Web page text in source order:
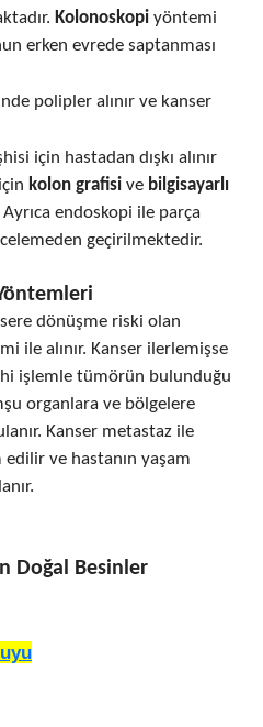
Kolonoskopi yöntemi
erken evrede saptanması
polipler alınır ve kanser
için hastadan dışkı alınır
kolon grafisi ve bilgisayarlı
Ayrıca endoskopi ile parça
geçirilmektedir.
dönüşme riski olan
ile alınır. Kanser ilerlemişse
işlemle tümörün bulunduğu
organlara ve bölgelere
Kanser metastaz ile
edilir ve hastanın yaşam
Doğal Besinler